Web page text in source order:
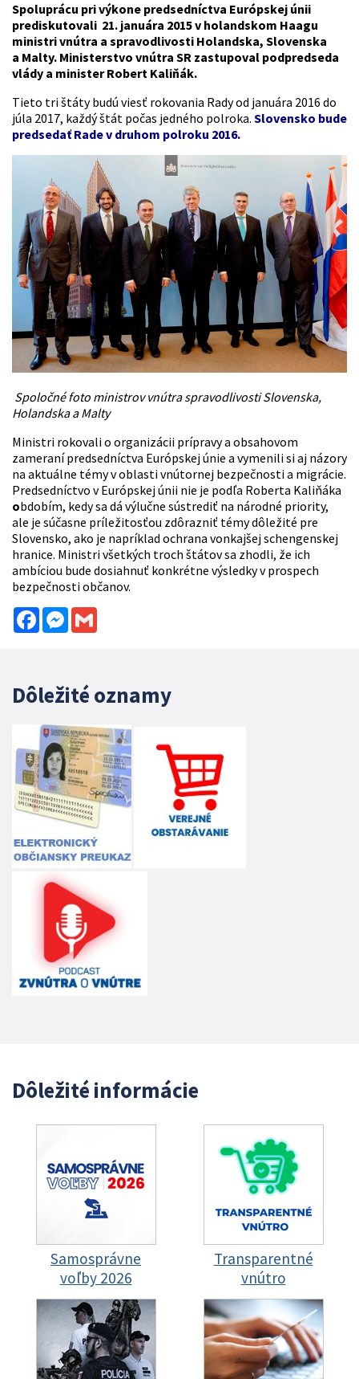
Spoluprácu pri výkone predsedníctva Európskej únii
prediskutovali 21. januára 2015 v holandskom Haagu
ministri vnútra a spravodlivosti Holandska, Slovenska
a Malty. Ministerstvo vnútra SR zastupoval podpredseda
vlády a minister Robert Kaliňák.
Tieto tri štáty budú viesť rokovania Rady od januára 2016 do
júla 2017, každý štát počas jedného polroka. Slovensko bude
predsedať Rade v druhom polroku 2016.
Spoločné foto ministrov vnútra spravodlivosti Slovenska,
Holandska a Malty
Ministri rokovali o organizácii prípravy a obsahovom
zameraní predsedníctva Európskej únie a vymenili si aj názory
na aktuálne témy v oblasti vnútornej bezpečnosti a migrácie.
Predsedníctvo v Európskej únii nie je podľa Roberta Kaliňáka
obdobím, kedy sa dá výlučne sústrediť na národné priority,
ale je súčasne príležitosťou zdôrazniť témy dôležité pre
Slovensko, ako je napríklad ochrana vonkajšej schengenskej
hranice. Ministri všetkých troch štátov sa zhodli, že ich
ambíciou bude dosiahnuť konkrétne výsledky v prospech
bezpečnosti občanov.
FacebookMessenger
Dôležité oznamy
Dôležité informácie
Samosprávne
voľby 2026
Transparentné
vnútro